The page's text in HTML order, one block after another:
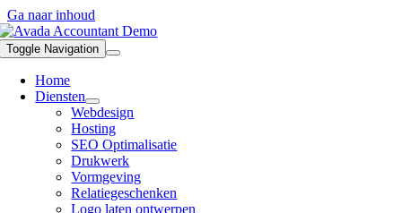
Ga naar inhoud
Toggle Navigation
Home
Diensten
Webdesign
Hosting
SEO Optimalisatie
Drukwerk
Vormgeving
Relatiegeschenken
Logo laten ontwerpen